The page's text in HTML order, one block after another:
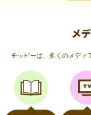
いつものネ
（20代・女性）
友達に勧められてモッピ
い物をすることが多いの
のポイントとモッピーの
リ…！いつものネットショ
ントが貯まるなんて…もっ
メ
モッピーは、多くのメディ